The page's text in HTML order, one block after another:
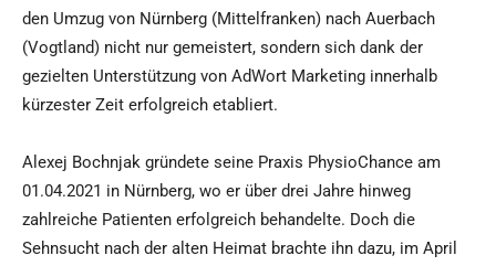
den Umzug von Nürnberg (Mittelfranken) nach Auerbach
(Vogtland) nicht nur gemeistert, sondern sich dank der
gezielten Unterstützung von AdWort Marketing innerhalb
kürzester Zeit erfolgreich etabliert.
Alexej Bochnjak gründete seine Praxis PhysioChance am
01.04.2021 in Nürnberg, wo er über drei Jahre hinweg
zahlreiche Patienten erfolgreich behandelte. Doch die
Sehnsucht nach der alten Heimat brachte ihn dazu, im April